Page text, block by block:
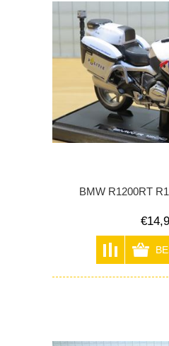
BMW R1200RT